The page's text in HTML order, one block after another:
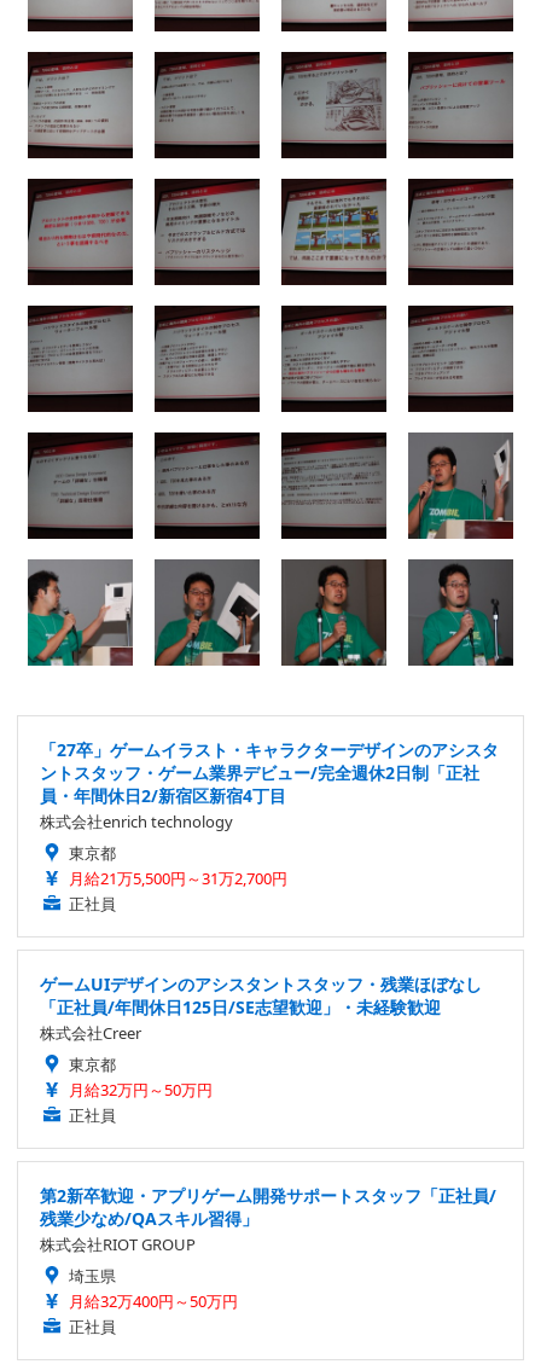
「27卒」ゲームイラスト・キャラクターデザインのアシスタ
ントスタッフ・ゲーム業界デビュー/完全週休2日制「正社
員・年間休日2/新宿区新宿4丁目
株式会社enrich technology
東京都
月給21万5,500円～31万2,700円
正社員
ゲームUIデザインのアシスタントスタッフ・残業ほぼなし
「正社員/年間休日125日/SE志望歓迎」・未経験歓迎
株式会社Creer
東京都
月給32万円～50万円
正社員
第2新卒歓迎・アプリゲーム開発サポートスタッフ「正社員/
残業少なめ/QAスキル習得」
株式会社RIOT GROUP
埼玉県
月給32万400円～50万円
正社員